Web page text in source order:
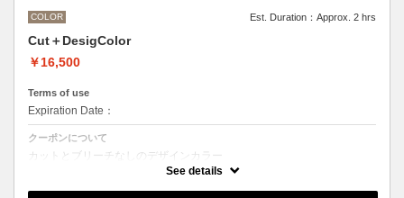
COLOR Est. Duration：Approx. 2 hrs
Cut＋DesigColor
￥16,500
Terms of use
Expiration Date：
クーポンについて
カットとブリーチなしのデザインカラー
デザインによって施術時間、お値段前後する場合がございます。
M ¥＋1100 L¥＋1650 LL¥＋2200
See details